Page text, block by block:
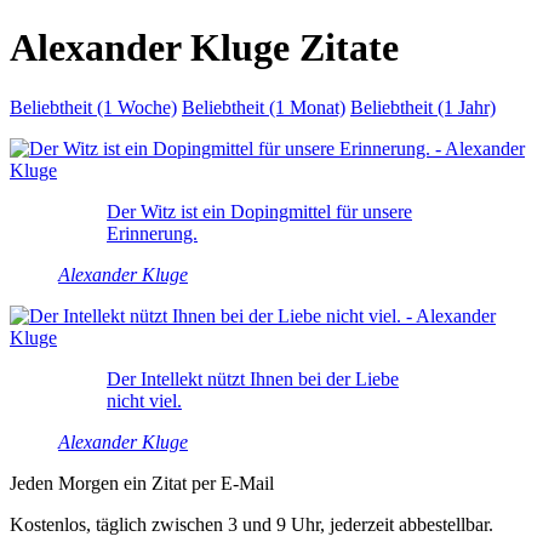
Alexander Kluge Zitate
Beliebtheit (1 Woche) Beliebtheit (1 Monat) Beliebtheit (1 Jahr)
Der Witz ist ein Dopingmittel für unsere
Erinnerung.
Alexander Kluge
Der Intellekt nützt Ihnen bei der Liebe
nicht viel.
Alexander Kluge
Jeden Morgen ein Zitat per E-Mail
Kostenlos, täglich zwischen 3 und 9 Uhr, jederzeit abbestellbar.